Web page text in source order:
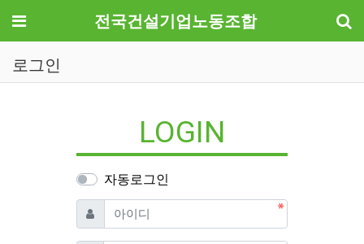
메뉴 전국건설기업노동조합
로그인
LOGIN
자동로그인
아이디 필수